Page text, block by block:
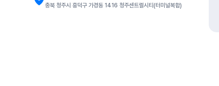
충북 청주시 흥덕구 가경동 1416 청주센트럴시티(터미널복합)